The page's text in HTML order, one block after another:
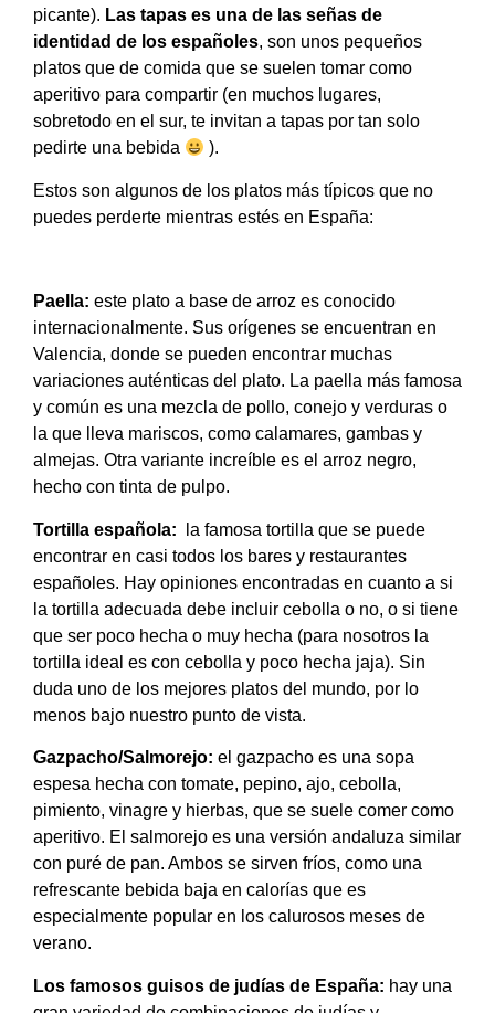
picante). Las tapas es una de las señas de
identidad de los españoles, son unos pequeños
platos que de comida que se suelen tomar como
aperitivo para compartir (en muchos lugares,
sobretodo en el sur, te invitan a tapas por tan solo
pedirte una bebida
).
Estos son algunos de los platos más típicos que no
puedes perderte mientras estés en España:
Paella: este plato a base de arroz es conocido
internacionalmente. Sus orígenes se encuentran en
Valencia, donde se pueden encontrar muchas
variaciones auténticas del plato. La paella más famosa
y común es una mezcla de pollo, conejo y verduras o
la que lleva mariscos, como calamares, gambas y
almejas. Otra variante increíble es el arroz negro,
hecho con tinta de pulpo.
Tortilla española:
la famosa tortilla que se puede
encontrar en casi todos los bares y restaurantes
españoles. Hay opiniones encontradas en cuanto a si
la tortilla adecuada debe incluir cebolla o no, o si tiene
que ser poco hecha o muy hecha (para nosotros la
tortilla ideal es con cebolla y poco hecha jaja). Sin
duda uno de los mejores platos del mundo, por lo
menos bajo nuestro punto de vista.
Gazpacho/Salmorejo: el gazpacho es una sopa
espesa hecha con tomate, pepino, ajo, cebolla,
pimiento, vinagre y hierbas, que se suele comer como
aperitivo. El salmorejo es una versión andaluza similar
con puré de pan. Ambos se sirven fríos, como una
refrescante bebida baja en calorías que es
especialmente popular en los calurosos meses de
verano.
Los famosos guisos de judías de España: hay una